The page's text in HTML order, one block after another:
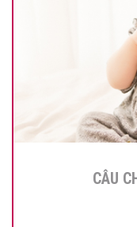
CÂU